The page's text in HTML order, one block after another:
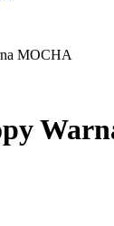
MOCHA